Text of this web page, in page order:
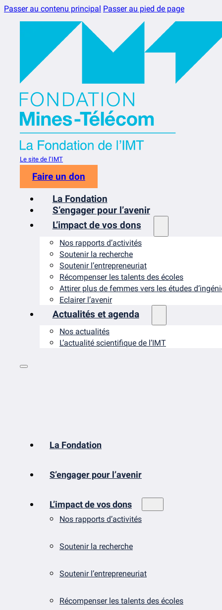
Passer au contenu principal Passer au pied de page
Le site de l’IMT
Faire un don
La Fondation
S’engager pour l’avenir
L’impact de vos dons
Nos rapports d’activités
Soutenir la recherche
Soutenir l’entrepreneuriat
Récompenser les talents des écoles
Attirer plus de femmes vers les études
Eclairer l’avenir
Actualités et agenda
Nos actualités
L’actualité scientifique de l’IMT
La Fondation
S’engager pour l’avenir
L’impact de vos dons
Nos rapports d’activités
Soutenir la recherche
Soutenir l’entrepreneuriat
Récompenser les talents des écoles